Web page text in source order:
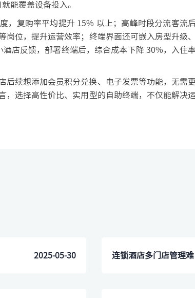
能覆盖设备投入。
，复购率平均提升 15% 以上；高峰时段分流客流
岗位，提升运营效率；终端界面还可嵌入房型升级
店反馈，部署终端后，综合成本下降 30%，入住
后续想添加会员积分兑换、电子发票等功能，无需
，选择高性价比、实用型的自助终端，不仅能解决
2025-05-30 连锁酒店多门店管理